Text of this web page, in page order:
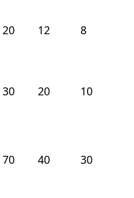
20 12 8
30 20 10
70 40 30